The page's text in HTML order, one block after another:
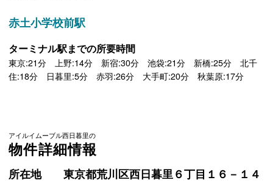
赤土小学校前駅
ターミナル駅までの所要時間
東京:21分 上野:14分 新宿:30分 池袋:21分 新橋:25分 北千
住:18分 日暮里:5分 赤羽:26分 大手町:20分 秋葉原:17分
アイルイムーブル西日暮里の
物件詳細情報
所在地
東京都荒川区西日暮里６丁目１６－１４